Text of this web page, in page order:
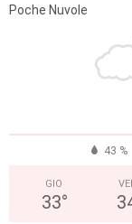
Poche Nuvole
43 %
GIO
33°